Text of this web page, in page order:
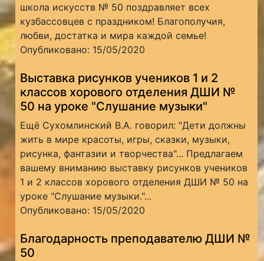
школа искусств № 50 поздравляет всех
кузбассовцев с праздником! Благополучия,
любви, достатка и мира каждой семье!
Опубликовано: 15/05/2020
Выставка рисунков учеников 1 и 2
классов хорового отделения ДШИ №
50 на уроке "Слушание музыки"
Ещё Сухомлинский В.А. говорил: "Дети должны
жить в мире красоты, игры, сказки, музыки,
рисунка, фантазии и творчества"... Предлагаем
вашему вниманию выставку рисунков учеников
1 и 2 классов хорового отделения ДШИ № 50 на
уроке "Слушание музыки."...
Опубликовано: 15/05/2020
Благодарность преподавателю ДШИ №
50